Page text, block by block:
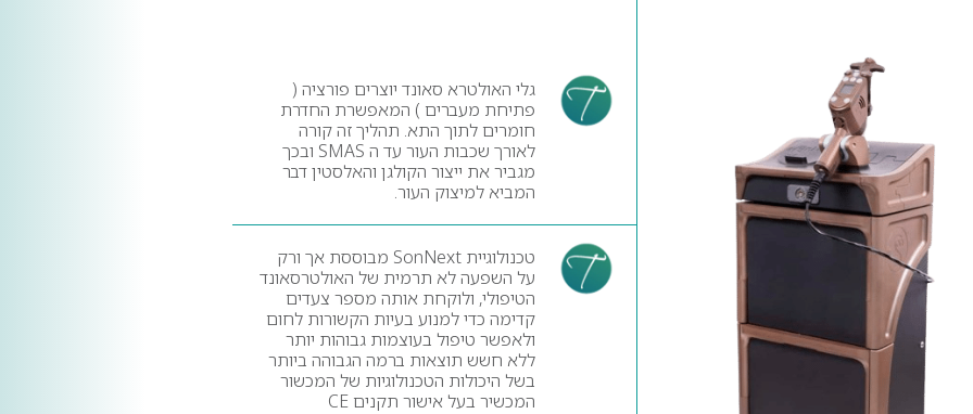
גלי האולטרא סאונד יוצרים פורציה (
פתיחת מעברים ) המאפשרת החדרת
חומרים לתוך התא. תהליך זה קורה
לאורך שכבות העור עד ה SMAS ובכך
מגביר את ייצור הקולגן והאלסטין דבר
המביא למיצוק העור.
טכנולוגיית SonNext מבוססת אך ורק
על השפעה לא תרמית של האולטרסאונד
הטיפולי, ולוקחת אותה מספר צעדים
קדימה כדי למנוע בעיות הקשורות לחום
ולאפשר טיפול בעוצמות גבוהות יותר
ללא חשש תוצאות ברמה הגבוהה ביותר
בשל היכולות הטכנולוגיות של המכשור
המכשיר בעל אישור תקנים CE